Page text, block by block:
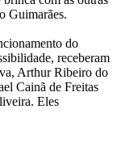
Guimarães.
do
receberam
Arthur Ribeiro do
Cainã de Freitas
Eles